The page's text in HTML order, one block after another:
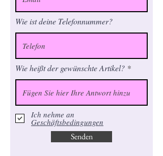
Wie ist deine Telefonnummer?
Wie heißt der gewünschte Artikel?
Ich nehme an
Geschäftsbedingungen
Senden